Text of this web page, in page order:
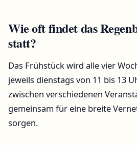
Wie oft findet das
statt?
Das Frühstück wird alle vier
jeweils dienstags von 11 bis 13
zwischen verschiedenen
gemeinsam für eine breite
sorgen.